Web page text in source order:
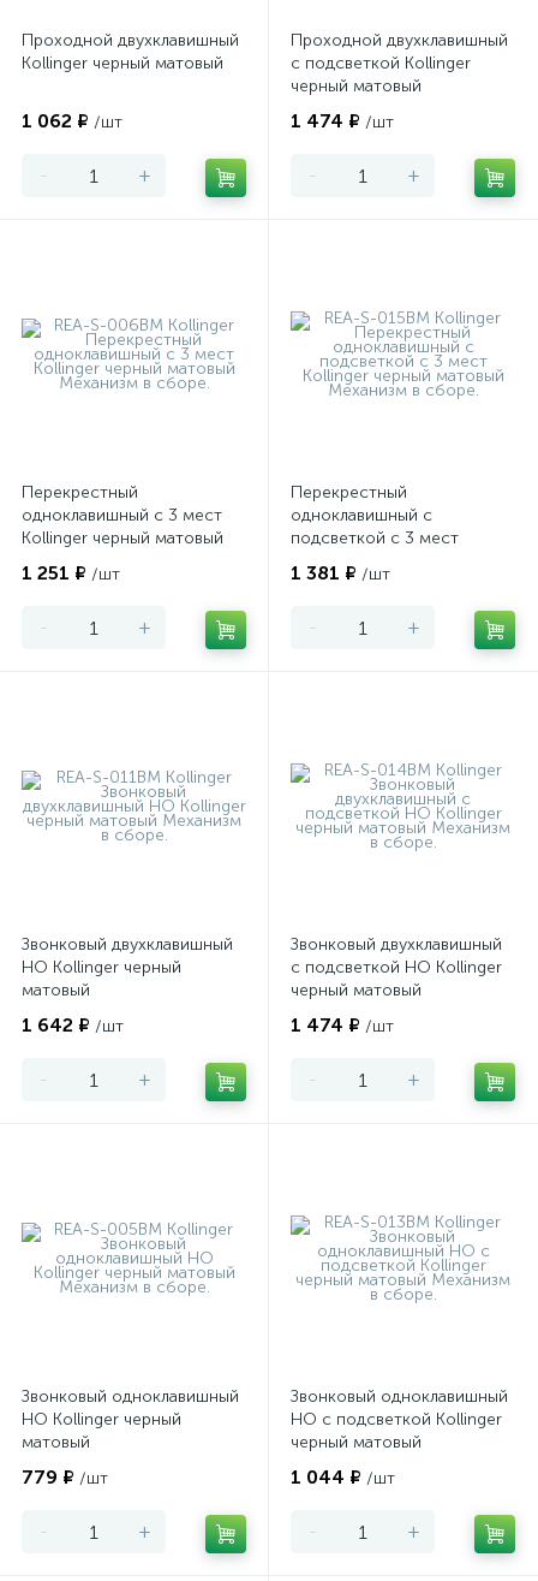
Проходной двухклавишный
Kollinger черный матовый
1 062 ₽ /шт
- +
Проходной двухклавишный
с подсветкой Kollinger
черный матовый
1 474 ₽ /шт
- +
Перекрестный
одноклавишный с 3 мест
Kollinger черный матовый
1 251 ₽ /шт
- +
Перекрестный
одноклавишный с
подсветкой с 3 мест
1 381 ₽ /шт
- +
Звонковый двухклавишный
НО Kollinger черный
матовый
1 642 ₽ /шт
- +
Звонковый двухклавишный
с подсветкой НО Kollinger
черный матовый
1 474 ₽ /шт
- +
Звонковый одноклавишный
НО Kollinger черный
матовый
779 ₽ /шт
- +
Звонковый одноклавишный
НО с подсветкой Kollinger
черный матовый
1 044 ₽ /шт
- +